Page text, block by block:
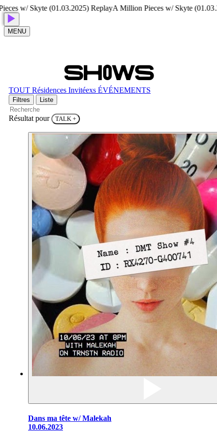
w/ Skyte (01.03.2025) ReplayA Million Pieces w/ Skyte
MENU
SHOWS
TOUT Résidences Invitéexs ÉVÉNEMENTS
Filtres Liste
Résultat pour TALK +
Dans ma tête w/ Malekah
10.06.2023